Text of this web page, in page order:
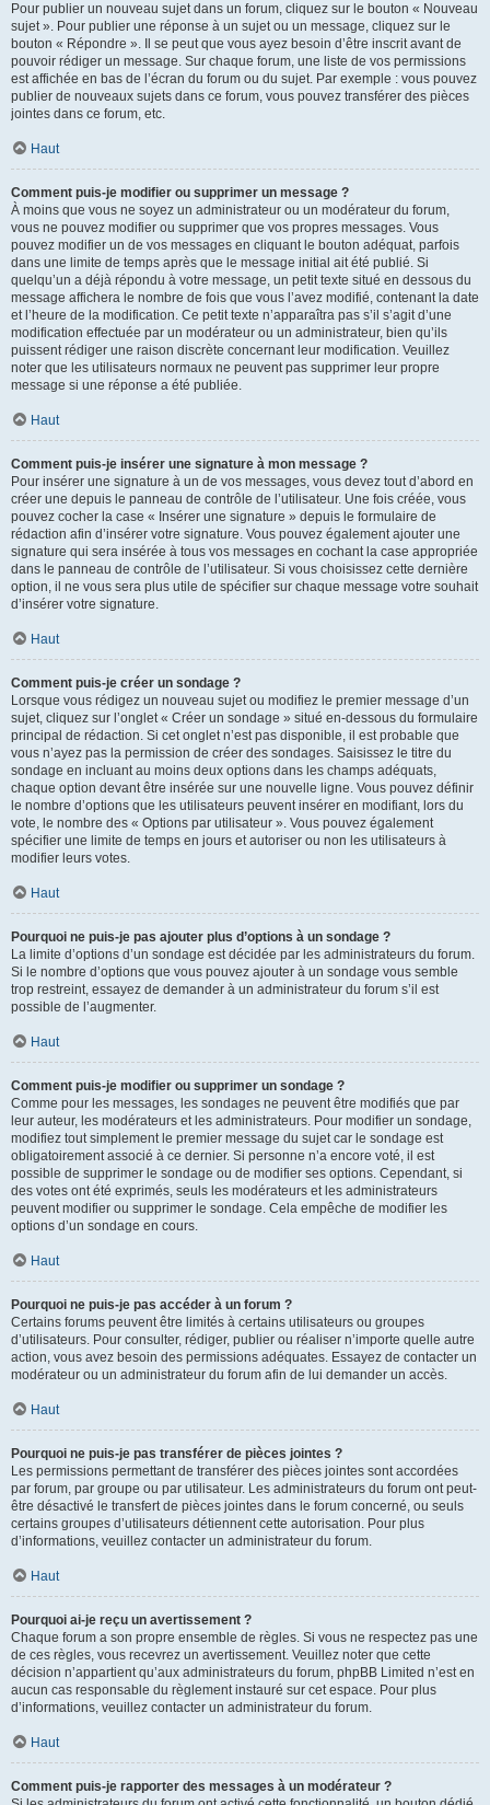
Pour publier un nouveau sujet dans un forum, cliquez sur le bouton « Nouveau
sujet ». Pour publier une réponse à un sujet ou un message, cliquez sur le
bouton « Répondre ». Il se peut que vous ayez besoin d’être inscrit avant de
pouvoir rédiger un message. Sur chaque forum, une liste de vos permissions
est affichée en bas de l’écran du forum ou du sujet. Par exemple : vous pouvez
publier de nouveaux sujets dans ce forum, vous pouvez transférer des pièces
jointes dans ce forum, etc.
Haut
Comment puis-je modifier ou supprimer un message ?
À moins que vous ne soyez un administrateur ou un modérateur du forum,
vous ne pouvez modifier ou supprimer que vos propres messages. Vous
pouvez modifier un de vos messages en cliquant le bouton adéquat, parfois
dans une limite de temps après que le message initial ait été publié. Si
quelqu’un a déjà répondu à votre message, un petit texte situé en dessous du
message affichera le nombre de fois que vous l’avez modifié, contenant la date
et l’heure de la modification. Ce petit texte n’apparaîtra pas s’il s’agit d’une
modification effectuée par un modérateur ou un administrateur, bien qu’ils
puissent rédiger une raison discrète concernant leur modification. Veuillez
noter que les utilisateurs normaux ne peuvent pas supprimer leur propre
message si une réponse a été publiée.
Haut
Comment puis-je insérer une signature à mon message ?
Pour insérer une signature à un de vos messages, vous devez tout d’abord en
créer une depuis le panneau de contrôle de l’utilisateur. Une fois créée, vous
pouvez cocher la case « Insérer une signature » depuis le formulaire de
rédaction afin d’insérer votre signature. Vous pouvez également ajouter une
signature qui sera insérée à tous vos messages en cochant la case appropriée
dans le panneau de contrôle de l’utilisateur. Si vous choisissez cette dernière
option, il ne vous sera plus utile de spécifier sur chaque message votre souhait
d’insérer votre signature.
Haut
Comment puis-je créer un sondage ?
Lorsque vous rédigez un nouveau sujet ou modifiez le premier message d’un
sujet, cliquez sur l’onglet « Créer un sondage » situé en-dessous du formulaire
principal de rédaction. Si cet onglet n’est pas disponible, il est probable que
vous n’ayez pas la permission de créer des sondages. Saisissez le titre du
sondage en incluant au moins deux options dans les champs adéquats,
chaque option devant être insérée sur une nouvelle ligne. Vous pouvez définir
le nombre d’options que les utilisateurs peuvent insérer en modifiant, lors du
vote, le nombre des « Options par utilisateur ». Vous pouvez également
spécifier une limite de temps en jours et autoriser ou non les utilisateurs à
modifier leurs votes.
Haut
Pourquoi ne puis-je pas ajouter plus d’options à un sondage ?
La limite d’options d’un sondage est décidée par les administrateurs du forum.
Si le nombre d’options que vous pouvez ajouter à un sondage vous semble
trop restreint, essayez de demander à un administrateur du forum s’il est
possible de l’augmenter.
Haut
Comment puis-je modifier ou supprimer un sondage ?
Comme pour les messages, les sondages ne peuvent être modifiés que par
leur auteur, les modérateurs et les administrateurs. Pour modifier un sondage,
modifiez tout simplement le premier message du sujet car le sondage est
obligatoirement associé à ce dernier. Si personne n’a encore voté, il est
possible de supprimer le sondage ou de modifier ses options. Cependant, si
des votes ont été exprimés, seuls les modérateurs et les administrateurs
peuvent modifier ou supprimer le sondage. Cela empêche de modifier les
options d’un sondage en cours.
Haut
Pourquoi ne puis-je pas accéder à un forum ?
Certains forums peuvent être limités à certains utilisateurs ou groupes
d’utilisateurs. Pour consulter, rédiger, publier ou réaliser n’importe quelle autre
action, vous avez besoin des permissions adéquates. Essayez de contacter un
modérateur ou un administrateur du forum afin de lui demander un accès.
Haut
Pourquoi ne puis-je pas transférer de pièces jointes ?
Les permissions permettant de transférer des pièces jointes sont accordées
par forum, par groupe ou par utilisateur. Les administrateurs du forum ont peut-
être désactivé le transfert de pièces jointes dans le forum concerné, ou seuls
certains groupes d’utilisateurs détiennent cette autorisation. Pour plus
d’informations, veuillez contacter un administrateur du forum.
Haut
Pourquoi ai-je reçu un avertissement ?
Chaque forum a son propre ensemble de règles. Si vous ne respectez pas une
de ces règles, vous recevrez un avertissement. Veuillez noter que cette
décision n’appartient qu’aux administrateurs du forum, phpBB Limited n’est en
aucun cas responsable du règlement instauré sur cet espace. Pour plus
d’informations, veuillez contacter un administrateur du forum.
Haut
Comment puis-je rapporter des messages à un modérateur ?